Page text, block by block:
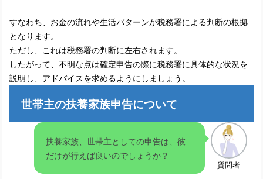
すなわち、お金の流れや生活パターンが税務署による判断の根拠
となります。
ただし、これは税務署の判断に左右されます。
したがって、不明な点は確定申告の際に税務署に具体的な状況を
説明し、アドバイスを求めるようにしましょう。
世帯主の扶養家族申告について
扶養家族、世帯主としての申告は、彼
だけが行えば良いのでしょうか？
質問者